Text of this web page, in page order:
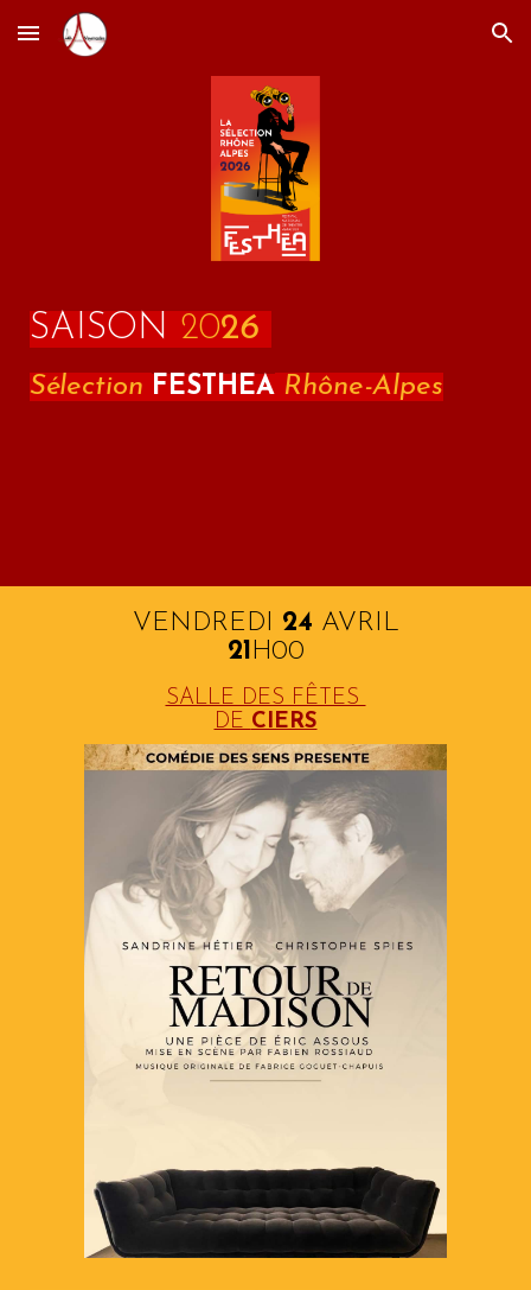
Skip to main content Skip to navigation
SAISON 2026
Sélection FESTHEA Rhône-Alpes
VENDREDI 24 AVRIL
21H00
SALLE DES FÊTES
DE CIERS